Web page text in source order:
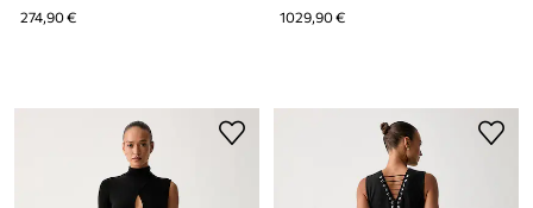
274,90 € 1029,90 €